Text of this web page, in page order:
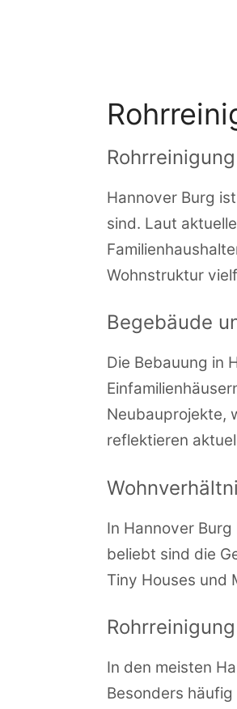
Hannover Burg
sind. Laut
Wohnstruktur
Begebäude
Die Bebauung in
Neubauprojekte,
reflektieren
In Hannover
beliebt sind die
Tiny Houses und
In den meisten
Besonders